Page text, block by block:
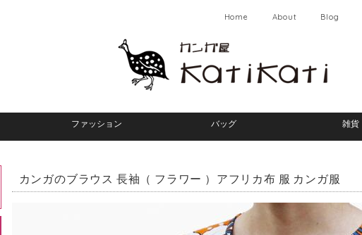
Home About Blog
ファッション バッグ 雑貨
カンガのブラウス 長袖（ フラワー ）アフリカ布 服 カンガ服